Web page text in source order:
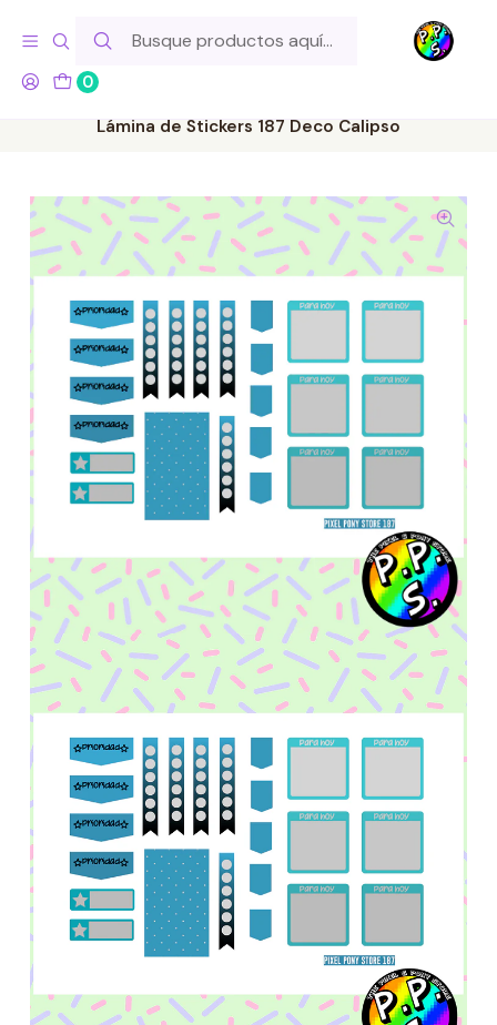
0
Hola! Si tu pedido incluye productos de fabricación propia,
ten en cuenta este tiempo para el despacho
Inicio Lo Hacemos Nosotros
Lámina de Stickers 187 Deco Calipso